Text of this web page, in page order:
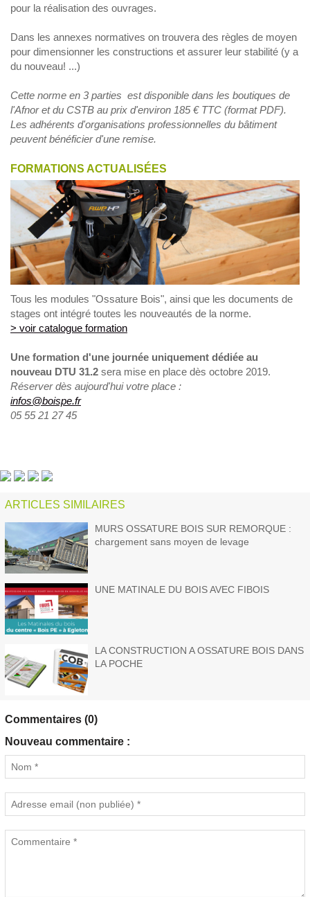
pour la réalisation des ouvrages.
Dans les annexes normatives on trouvera des règles de moyen
pour dimensionner les constructions et assurer leur stabilité (y a
du nouveau! ...)
Cette norme en 3 parties est disponible dans les boutiques de
l'Afnor et du CSTB au prix d'environ 185 € TTC (format PDF).
Les adhérents d'organisations professionnelles du bâtiment
peuvent bénéficier d'une remise.
FORMATIONS ACTUALISÉES
Tous les modules "Ossature Bois", ainsi que les documents de
stages ont intégré toutes les nouveautés de la norme.
> voir catalogue formation
Une formation d'une journée uniquement dédiée au
nouveau DTU 31.2 sera mise en place dès octobre 2019.
Réserver dès aujourd'hui votre place :
infos@boispe.fr
05 55 21 27 45
ARTICLES SIMILAIRES
MURS OSSATURE BOIS SUR REMORQUE :
chargement sans moyen de levage
UNE MATINALE DU BOIS AVEC FIBOIS
LA CONSTRUCTION A OSSATURE BOIS DANS
LA POCHE
Commentaires (0)
Nouveau commentaire :